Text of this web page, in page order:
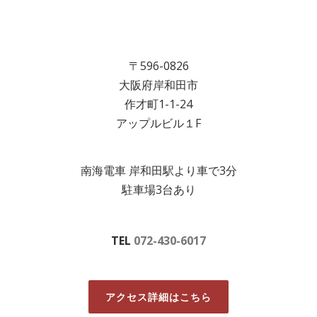
〒596-0826
大阪府岸和田市
作才町1-1-24
アップルビル１F
南海電車 岸和田駅より車で3分
駐車場3台あり
TEL 072-430-6017
アクセス詳細はこちら